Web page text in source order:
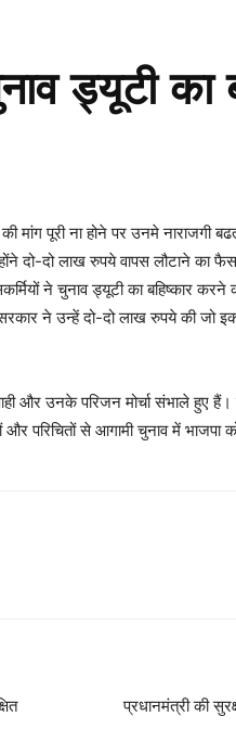
ड्यूटी का
पूरी ना होने पर उनमे नाराजगी
दो-दो लाख रुपये वापस लौटाने का
ने चुनाव ड्यूटी का बहिष्कार
ने उन्हें दो-दो लाख रुपये की जो
और उनके परिजन मोर्चा संभाले हुए हैं।
और परिचितों से आगामी चुनाव में
प्रधानमंत्री की